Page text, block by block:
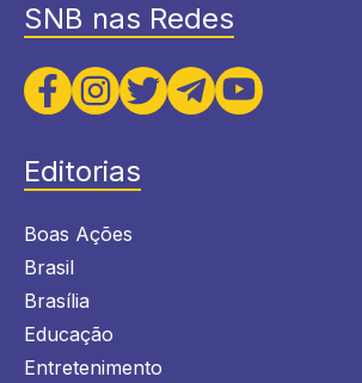
SNB nas Redes
Editorias
Boas Ações
Brasil
Brasília
Educação
Entretenimento